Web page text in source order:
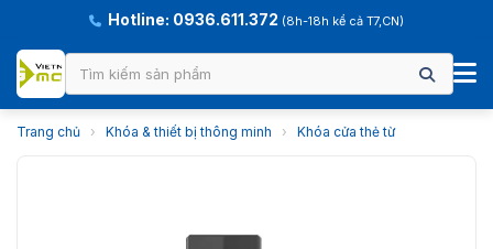
Hotline: 0936.611.372 (8h-18h kể cả T7,CN)
Trang chủ › Khóa & thiết bị thông minh › Khóa cửa thẻ từ